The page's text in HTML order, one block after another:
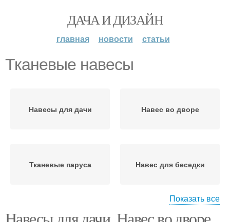
ДАЧА И ДИЗАЙН
главная новости статьи
Тканевые навесы
Навесы для дачи Навес во дворе
Тканевые паруса Навес для беседки
Навесы из натуральных
Металлический навес
Показать все